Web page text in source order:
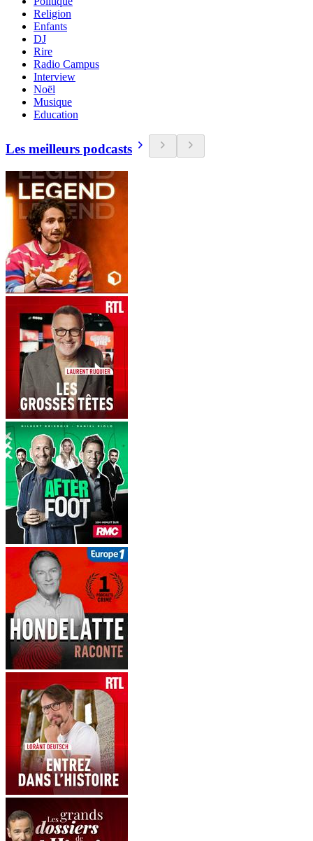
Religion
Enfants
DJ
Rire
Radio Campus
Interview
Noël
Musique
Education
Les meilleurs podcasts